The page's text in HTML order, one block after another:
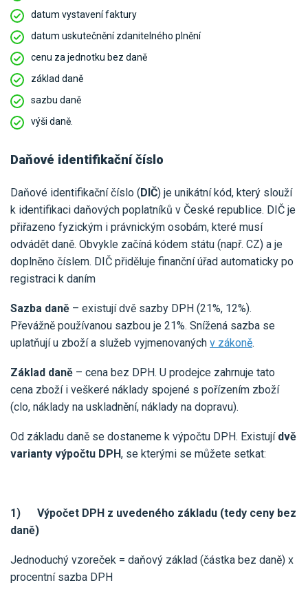
datum vystavení faktury
datum uskutečnění zdanitelného plnění
cenu za jednotku bez daně
základ daně
sazbu daně
výši daně.
Daňové identifikační číslo
Daňové identifikační číslo ( DIČ) je unikátní kód, který slouží
k identifikaci daňových poplatníků v České republice. DIČ je
přiřazeno fyzickým i právnickým osobám, které musí
odvádět daně. Obvykle začíná kódem státu (např. CZ) a je
doplněno číslem. DIČ přiděluje finanční úřad automaticky po
registraci k daním
Sazba daně – existují dvě sazby DPH (21%, 12%).
Převážně používanou sazbou je 21%. Snížená sazba se
uplatňují u zboží a služeb vyjmenovaných v zákoně.
Základ daně – cena bez DPH. U prodejce zahrnuje tato
cena zboží i veškeré náklady spojené s pořízením zboží
(clo, náklady na uskladnění, náklady na dopravu).
Od základu daně se dostaneme k výpočtu DPH. Existují dvě
varianty výpočtu DPH, se kterými se můžete setkat:
1) Výpočet DPH z uvedeného základu (tedy ceny bez
daně)
Jednoduchý vzoreček = daňový základ (částka bez daně) x
procentní sazba DPH